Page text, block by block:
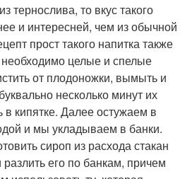
тернослива, то вкус такого
и интересней, чем из обычной
прост такого напитка также
необходимо целые и спелые
от плодоножки, вымыть и
несколько минут их
кипятке. Далее остужаем в
и мы укладываем в банки.
сироп из расхода стакан
его по банкам, причем